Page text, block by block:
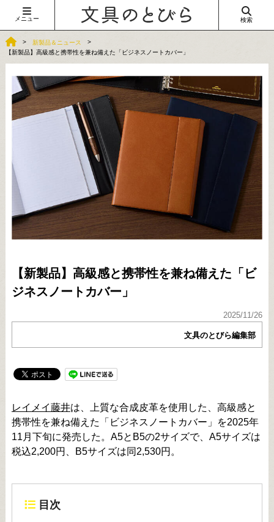
メニュー 検索
新製品＆ニュース
【新製品】高級感と携帯性を兼ね備えた「ビジネスノートカバー」
【新製品】高級感と携帯性を兼ね備えた「ビ
ジネスノートカバー」
2025/11/26
文具のとびら編集部
レイメイ藤井は、上質な合成皮革を使用した、高級感と
携帯性を兼ね備えた「ビジネスノートカバー」を2025年
11月下旬に発売した。A5とB5の2サイズで、A5サイズは
税込2,200円、B5サイズは同2,530円。
目次